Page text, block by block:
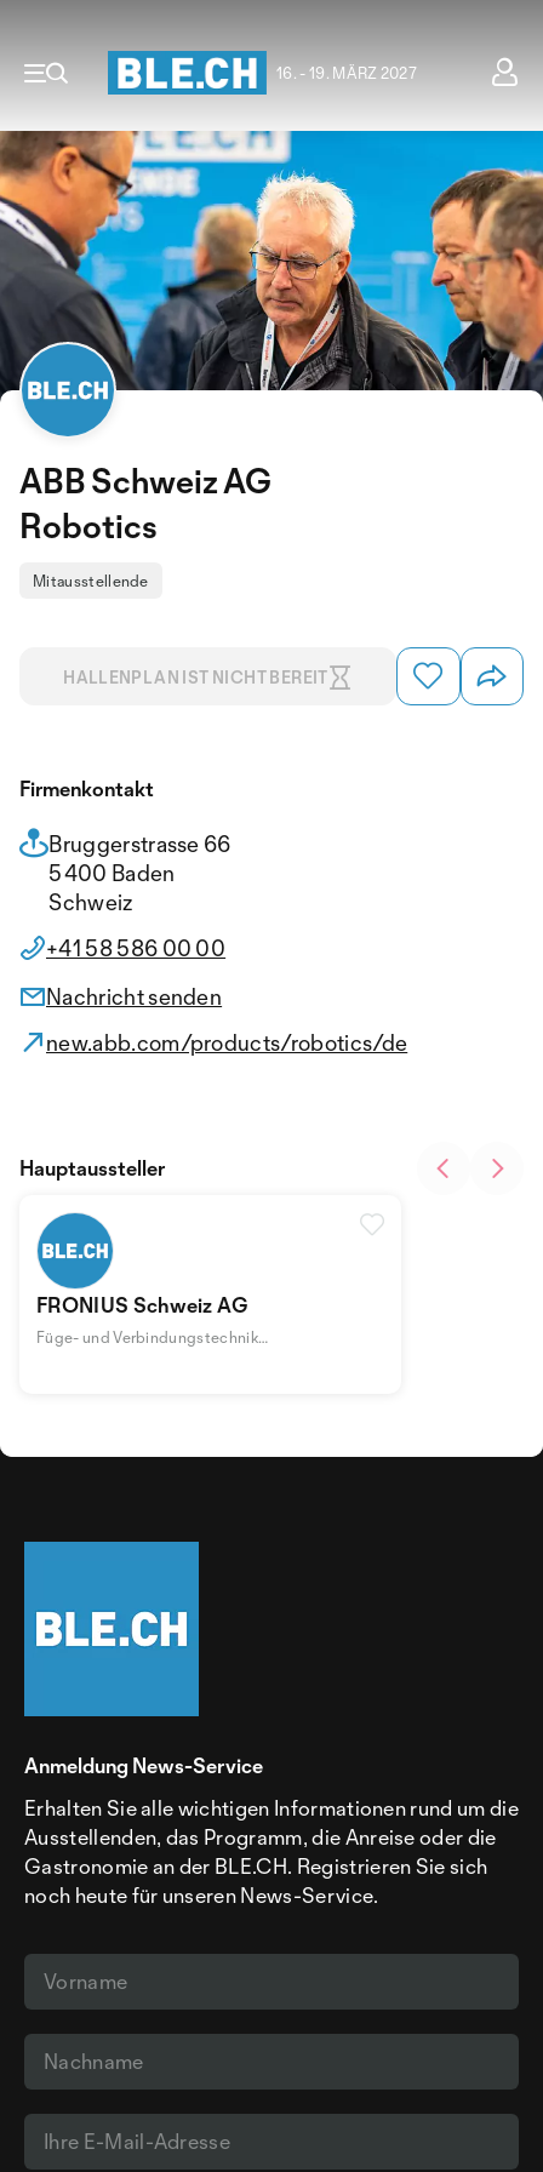
16. - 19. MÄRZ 2027
ABB Schweiz AG
Robotics
Mitausstellende
HALLENPLAN IST NICHT BEREIT
Firmenkontakt
Bruggerstrasse 66
5400 Baden
Schweiz
+41 58 586 00 00
Nachricht senden
new.abb.com/products/robotics/de
FRONIUS Schweiz AG
Füge- und Verbindungstechnik
Hauptaussteller
Anmeldung News-Service
Erhalten Sie alle wichtigen Informationen rund um die
Ausstellenden, das Programm, die Anreise oder die
Gastronomie an der BLE.CH. Registrieren Sie sich
noch heute für unseren News-Service.